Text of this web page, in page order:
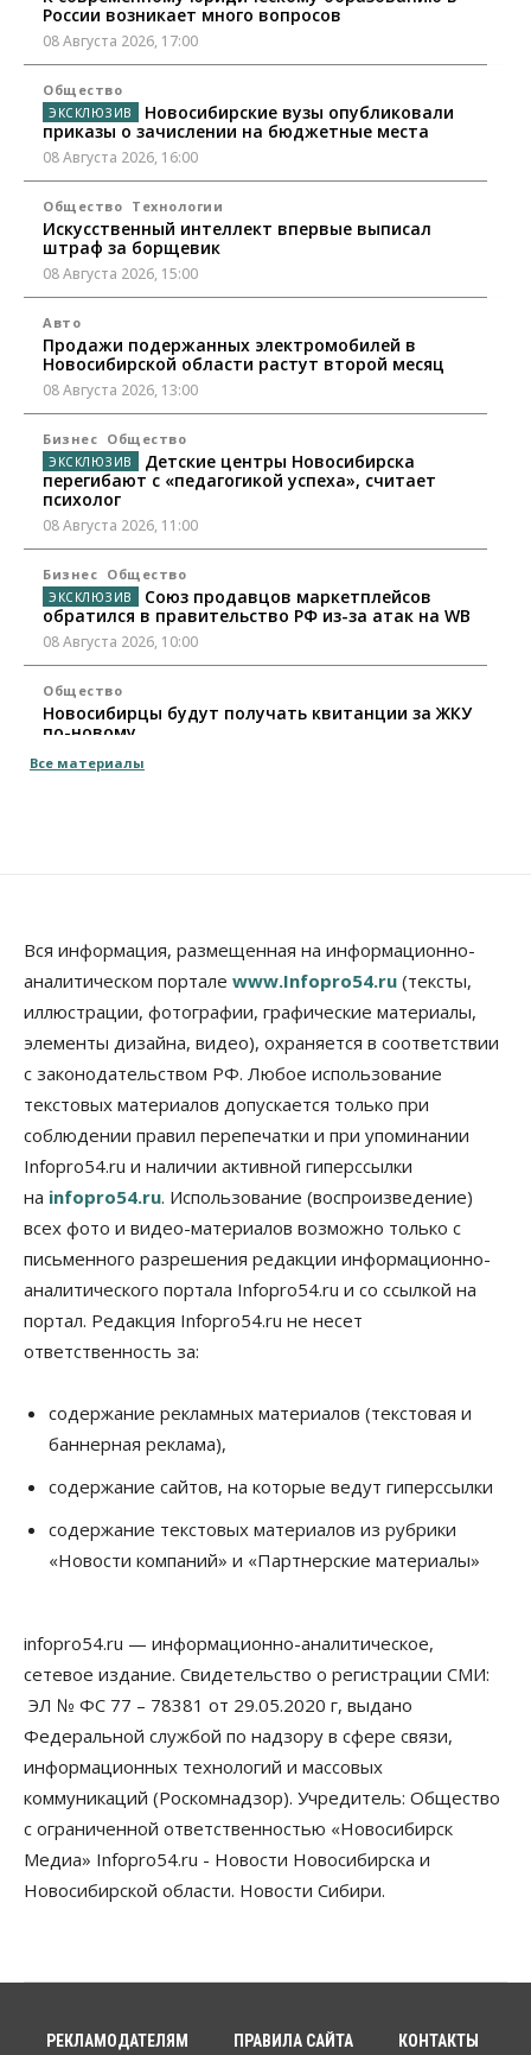
России возникает много вопросов
08 Августа 2026, 17:00
Общество
Новосибирские вузы опубликовали
приказы о зачислении на бюджетные места
08 Августа 2026, 16:00
Общество Технологии
Искусственный интеллект впервые выписал
штраф за борщевик
08 Августа 2026, 15:00
Авто
Продажи подержанных электромобилей в
Новосибирской области растут второй месяц
08 Августа 2026, 13:00
Бизнес Общество
Детские центры Новосибирска
перегибают с «педагогикой успеха», считает
психолог
08 Августа 2026, 11:00
Бизнес Общество
Союз продавцов маркетплейсов
обратился в правительство РФ из-за атак на WB
08 Августа 2026, 10:00
Общество
Новосибирцы будут получать квитанции за ЖКУ
по-новому
08 Августа 2026, 09:00
В Новосибирске прошёл митинг
против нового закона о памятниках
07 Августа 2026, 18:00
Бизнес
В аэропорту Толмачёво завершены работы по
бетонированию рулежных дорожек
07 Августа 2026, 17:00
Бизнес Общество
Новосибирцы стали реже оформлять
дома по упрощенной схеме
07 Августа 2026, 16:00
Общество Право&Порядок
Роспотребнадзор изъял почти полторы тонны
мяса в Новосибирской области
Расходы новосибирцев на спорт выросли на 40%
за полгода
07 Августа 2026, 14:35
07 Августа 2026, 14:00
07 Августа 2026, 13:55
Авто Общество
Треть автовладельцев в Новосибирской области
«поставили машины на прикол»
07 Августа 2026, 13:00
Власть
Школы, библиотеки, пешеходные тротуары:
депутаты Госдумы контролируют работы на
социальных объектах
07 Августа 2026, 12:35
Синоптики рассказали о погоде в Новосибирске
Все материалы
Вся информация, размещенная на информационно-
аналитическом портале www.Infopro54.ru (тексты,
иллюстрации, фотографии, графические материалы,
элементы дизайна, видео), охраняется в соответствии
с законодательством РФ. Любое использование
текстовых материалов допускается только при
соблюдении правил перепечатки и при упоминании
Infopro54.ru и наличии активной гиперссылки
на infopro54.ru. Использование (воспроизведение)
всех фото и видео-материалов возможно только с
письменного разрешения редакции информационно-
аналитического портала Infopro54.ru и со ссылкой на
портал. Редакция Infopro54.ru не несет
ответственность за:
содержание рекламных материалов (текстовая и
баннерная реклама),
содержание сайтов, на которые ведут гиперссылки
содержание текстовых материалов из рубрики
«Новости компаний» и «Партнерские материалы»
infopro54.ru — информационно-аналитическое,
сетевое издание. Свидетельство о регистрации СМИ:
ЭЛ № ФС 77 – 78381 от 29.05.2020 г, выдано
Федеральной службой по надзору в сфере связи,
информационных технологий и массовых
коммуникаций (Роскомнадзор). Учредитель: Общество
с ограниченной ответственностью «Новосибирск
Медиа» Infopro54.ru - Новости Новосибирска и
Новосибирской области. Новости Сибири.
РЕКЛАМОДАТЕЛЯМ ПРАВИЛА САЙТА КОНТАКТЫ